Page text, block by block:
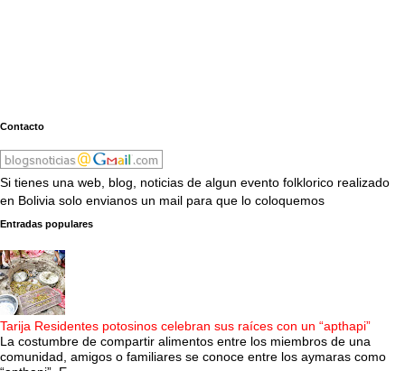
Contacto
Si tienes una web, blog, noticias de algun evento folklorico realizado
en Bolivia solo envianos un mail para que lo coloquemos
Entradas populares
Tarija Residentes potosinos celebran sus raíces con un “apthapi”
La costumbre de compartir alimentos entre los miembros de una
comunidad, amigos o familiares se conoce entre los aymaras como